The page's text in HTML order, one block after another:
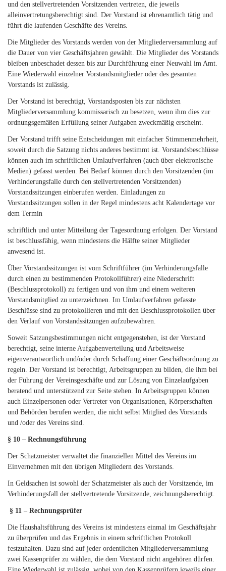
und den stellvertretenden Vorsitzenden vertreten, die jeweils
alleinvertretungsberechtigt sind. Der Vorstand ist ehrenamtlich tätig und
führt die laufenden Geschäfte des Vereins.
Die Mitglieder des Vorstands werden von der Mitgliederversammlung auf
die Dauer von vier Geschäftsjahren gewählt. Die Mitglieder des Vorstands
bleiben unbeschadet dessen bis zur Durchführung einer Neuwahl im Amt.
Eine Wiederwahl einzelner Vorstandsmitglieder oder des gesamten
Vorstands ist zulässig.
Der Vorstand ist berechtigt, Vorstandsposten bis zur nächsten
Mitgliederversammlung kommissarisch zu besetzen, wenn ihm dies zur
ordnungsgemäßen Erfüllung seiner Aufgaben zweckmäßig erscheint.
Der Vorstand trifft seine Entscheidungen mit einfacher Stimmenmehrheit,
soweit durch die Satzung nichts anderes bestimmt ist. Vorstandsbeschlüsse
können auch im schriftlichen Umlaufverfahren (auch über elektronische
Medien) gefasst werden. Bei Bedarf können durch den Vorsitzenden (im
Verhinderungsfalle durch den stellvertretenden Vorsitzenden)
Vorstandssitzungen einberufen werden. Einladungen zu
Vorstandssitzungen sollen in der Regel mindestens acht Kalendertage vor
dem Termin
schriftlich und unter Mitteilung der Tagesordnung erfolgen. Der Vorstand
ist beschlussfähig, wenn mindestens die Hälfte seiner Mitglieder
anwesend ist.
Über Vorstandssitzungen ist vom Schriftführer (im Verhinderungsfalle
durch einen zu bestimmenden Protokollführer) eine Niederschrift
(Beschlussprotokoll) zu fertigen und von ihm und einem weiteren
Vorstandsmitglied zu unterzeichnen. Im Umlaufverfahren gefasste
Beschlüsse sind zu protokollieren und mit den Beschlussprotokollen über
den Verlauf von Vorstandssitzungen aufzubewahren.
Soweit Satzungsbestimmungen nicht entgegenstehen, ist der Vorstand
berechtigt, seine interne Aufgabenverteilung und Arbeitsweise
eigenverantwortlich und/oder durch Schaffung einer Geschäftsordnung zu
regeln. Der Vorstand ist berechtigt, Arbeitsgruppen zu bilden, die ihm bei
der Führung der Vereinsgeschäfte und zur Lösung von Einzelaufgaben
beratend und unterstützend zur Seite stehen. In Arbeitsgruppen können
auch Einzelpersonen oder Vertreter von Organisationen, Körperschaften
und Behörden berufen werden, die nicht selbst Mitglied des Vorstands
und /oder des Vereins sind.
§ 10 – Rechnungsführung
Der Schatzmeister verwaltet die finanziellen Mittel des Vereins im
Einvernehmen mit den übrigen Mitgliedern des Vorstands.
In Geldsachen ist sowohl der Schatzmeister als auch der Vorsitzende, im
Verhinderungsfall der stellvertretende Vorsitzende, zeichnungsberechtigt.
§ 11 – Rechnungsprüfer
Die Haushaltsführung des Vereins ist mindestens einmal im Geschäftsjahr
zu überprüfen und das Ergebnis in einem schriftlichen Protokoll
festzuhalten. Dazu sind auf jeder ordentlichen Mitgliederversammlung
zwei Kassenprüfer zu wählen, die dem Vorstand nicht angehören dürfen.